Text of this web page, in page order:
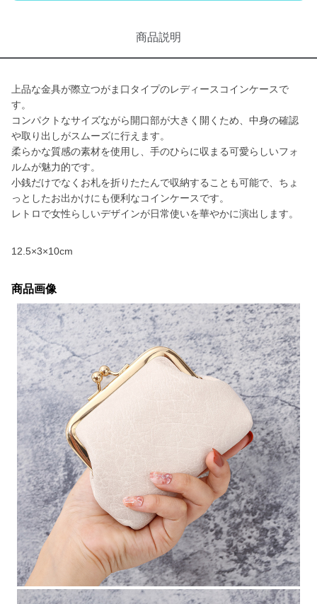
商品説明
上品な金具が際立つがま口タイプのレディースコインケースで
す。
コンパクトなサイズながら開口部が大きく開くため、中身の確認
や取り出しがスムーズに行えます。
柔らかな質感の素材を使用し、手のひらに収まる可愛らしいフォ
ルムが魅力的です。
小銭だけでなくお札を折りたたんで収納することも可能で、ちょ
っとしたお出かけにも便利なコインケースです。
レトロで女性らしいデザインが日常使いを華やかに演出します。
12.5×3×10cm
商品画像